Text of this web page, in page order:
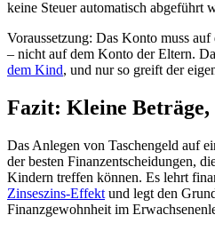
keine Steuer automatisch abgeführt
Voraussetzung: Das Konto muss
– nicht auf dem Konto der Eltern.
dem Kind, und nur so greift der
Fazit: Kleine
Das Anlegen von Taschengeld auf
der besten Finanzentscheidungen,
Kindern treffen können. Es lehrt
Zinseszins-Effekt und legt den
Finanzgewohnheit im